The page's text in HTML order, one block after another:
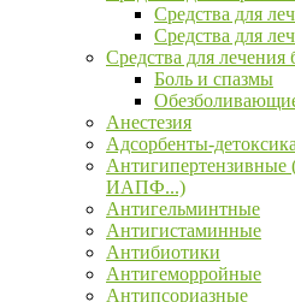
Средства для
Средства для
Средства для
Боль и спазмы
Анестезия
Адсорбенты-
ИАПФ...)
Антигельминтные
Антигистаминные
Антибиотики
Антигеморройные
Антипсориазные